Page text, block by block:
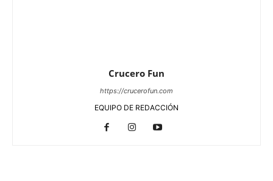
Crucero Fun
https://crucerofun.com
EQUIPO DE REDACCIÓN